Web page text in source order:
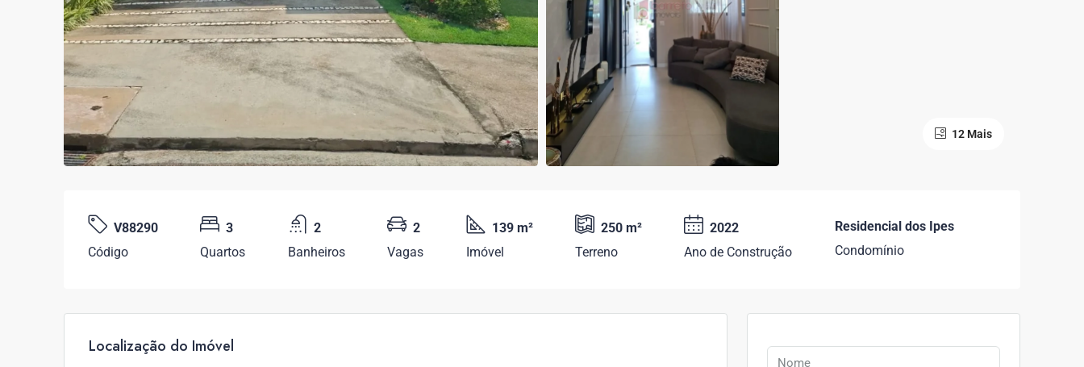
12 Mais
V88290
Código
3
Quartos
2
Banheiros
2
Vagas
139 m²
Imóvel
250 m²
Terreno
2022
Ano de Construção
Residencial dos Ipes
Condomínio
Localização do Imóvel